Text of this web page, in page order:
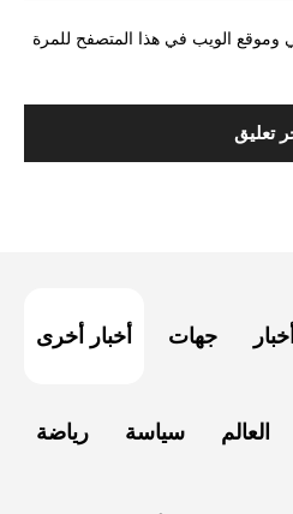
وموقع الويب في هذا المتصفح للمرة
أخبار أخرى جهات أخبار
رياضة سياسة العالم